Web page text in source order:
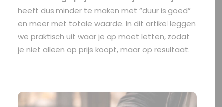
heeft dus minder te maken met “duur is goed”
en meer met totale waarde. In dit artikel leggen
we praktisch uit waar je op moet letten, zodat
je niet alleen op prijs koopt, maar op resultaat.